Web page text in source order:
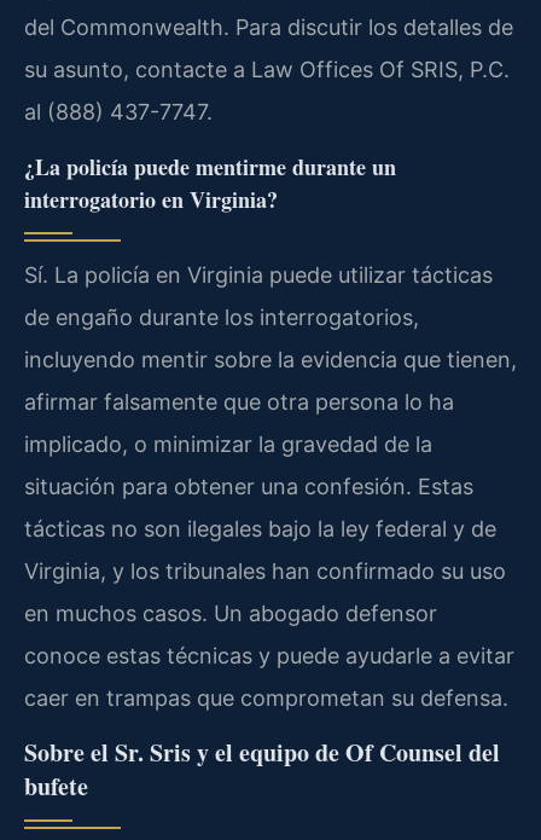
del Commonwealth. Para discutir los detalles de
su asunto, contacte a Law Offices Of SRIS, P.C.
al (888) 437-7747.
¿La policía puede mentirme durante un
interrogatorio en Virginia?
Sí. La policía en Virginia puede utilizar tácticas
de engaño durante los interrogatorios,
incluyendo mentir sobre la evidencia que tienen,
afirmar falsamente que otra persona lo ha
implicado, o minimizar la gravedad de la
situación para obtener una confesión. Estas
tácticas no son ilegales bajo la ley federal y de
Virginia, y los tribunales han confirmado su uso
en muchos casos. Un abogado defensor
conoce estas técnicas y puede ayudarle a evitar
caer en trampas que comprometan su defensa.
Sobre el Sr. Sris y el equipo de Of Counsel del
bufete